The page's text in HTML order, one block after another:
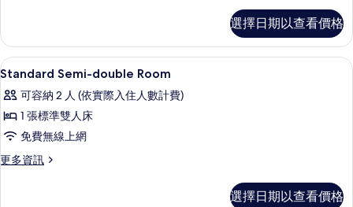
片
的
詳
情
選擇日期以查看價格
顯
示
Standard
Semi-
double
Room
書桌、遮光布/窗簾、免費無線上網、
1
Standard Semi-double Room
可容納 2 人 (依實際入住人數計費)
1 張標準雙人床
免費無線上網
更多資訊
更
選擇日期以查看價格